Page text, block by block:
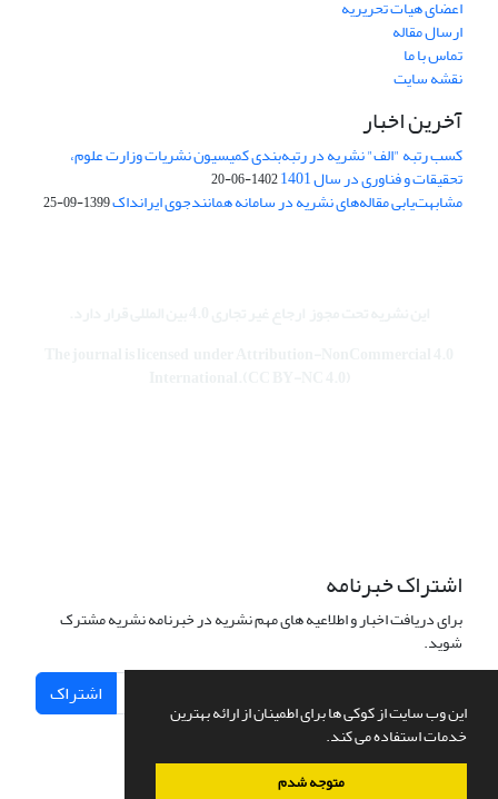
این وب سایت از کوکی ها برای اطمینان از ارائه بهترین
خدمات استفاده می کند.
متوجه شدم
اعضای هیات تحریریه
ارسال مقاله
تماس با ما
نقشه سایت
آخرین اخبار
کسب رتبه "الف" نشریه در رتبه‌بندی کمیسیون نشریات وزارت علوم،
تحقیقات و فناوری در سال 1401 1402-06-20
مشابهت‌یابی مقاله‌های نشریه در سامانه همانندجوی ایرانداک1399-09-25
اشتراک خبرنامه
برای دریافت اخبار و اطلاعیه های مهم نشریه در خبرنامه نشریه مشترک
شوید.
اشتراک